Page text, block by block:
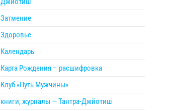
Затмение
Здоровье
Календарь
Карта Рождения – расшифровка
Клуб «Путь Мужчины»
книги, журналы — Тантра-Джйотиш